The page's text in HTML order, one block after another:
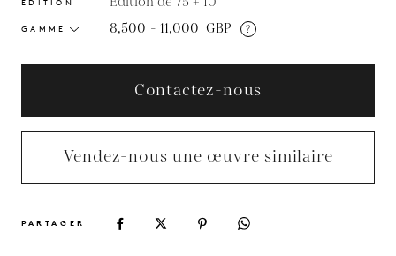
ÉDITION
GAMME 8,500 - 11,000 GBP ?
Contactez-nous
Vendez-nous une œuvre similaire
PARTAGER